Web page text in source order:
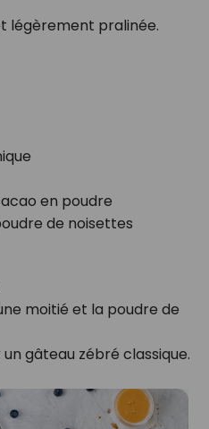
légèrement pralinée.
en poudre
de noisettes
moitié et la poudre de
gâteau zébré classique.